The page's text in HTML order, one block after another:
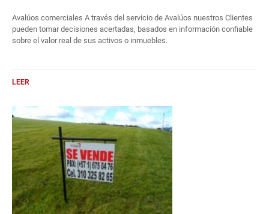
Avalúos comerciales A través del servicio de Avalúos nuestros Clientes
pueden tomar decisiones acertadas, basados en información confiable
sobre el valor real de sus activos o inmuebles.
LEER